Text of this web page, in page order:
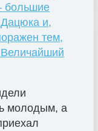
большие
и,
тем,
молодым, а